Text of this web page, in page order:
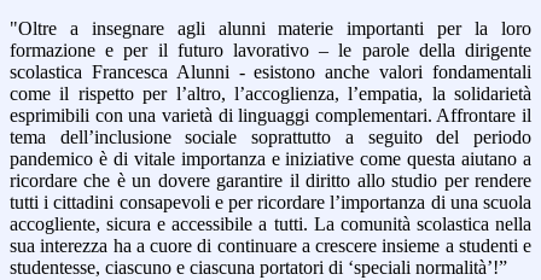
"Oltre a insegnare agli alunni materie importanti per la loro
formazione e per il futuro lavorativo – le parole della dirigente
scolastica Francesca Alunni - esistono anche valori fondamentali
come il rispetto per l’altro, l’accoglienza, l’empatia, la solidarietà
esprimibili con una varietà di linguaggi complementari. Affrontare il
tema dell’inclusione sociale soprattutto a seguito del periodo
pandemico è di vitale importanza e iniziative come questa aiutano a
ricordare che è un dovere garantire il diritto allo studio per rendere
tutti i cittadini consapevoli e per ricordare l’importanza di una scuola
accogliente, sicura e accessibile a tutti. La comunità scolastica nella
sua interezza ha a cuore di continuare a crescere insieme a studenti e
studentesse, ciascuno e ciascuna portatori di ‘speciali normalità’!”